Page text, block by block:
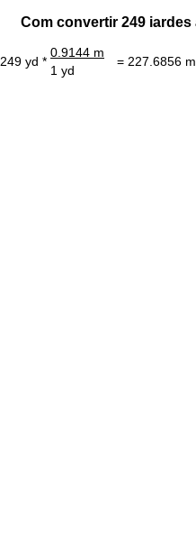
Com convertir 249 iardes
249 yd *
0.9144 m
= 227.6856 m
1 yd